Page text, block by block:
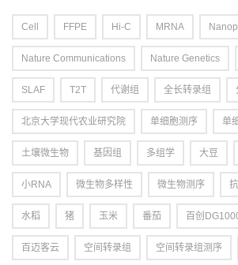
Cell FFPE Hi-C MRNA
Nature Communications Nature Genetics
SLAF T2T 代谢组 全长转录组
北京大学现代农业研究院 单细胞测序 单
土壤微生物 基因组 多组学 大豆
小RNA 微生物多样性 微生物测序
水稻 猪 玉米 番茄 百创
百迈客云 空间转录组 空间转录组测序